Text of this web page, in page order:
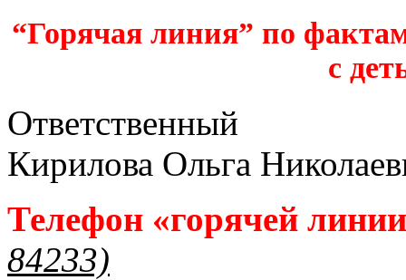
“Горячая линия” по
с
Ответственный
Кирилова Ольга
Телефон «горячей
84233)